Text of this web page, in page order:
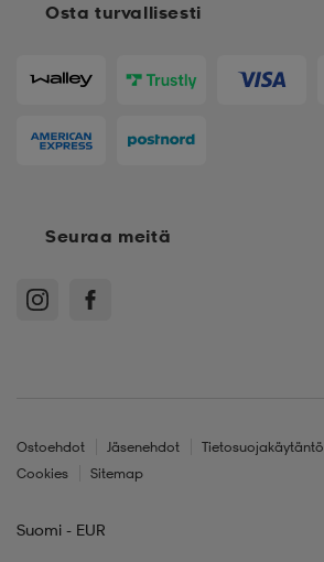
Osta turvallisesti
Seuraa meitä
Ostoehdot Jäsenehdot Tietosuojakäytäntö
Cookies
Sitemap
Suomi - EUR